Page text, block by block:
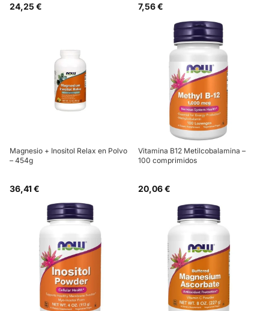
24,25 € 7,56 €
Magnesio + Inositol Relax en Polvo
– 454g
36,41 €
Vitamina B12 Metilcobalamina –
100 comprimidos
20,06 €